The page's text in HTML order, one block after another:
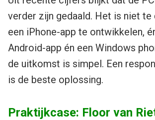
verder zijn gedaald. Het is niet te
een iPhone-app te ontwikkelen,
Android-app én een Windows
de uitkomst is simpel. Een
is de beste oplossing.
Praktijkcase: Floor van